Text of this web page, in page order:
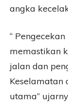
angka
“
memastikan
jalan dan
utama”